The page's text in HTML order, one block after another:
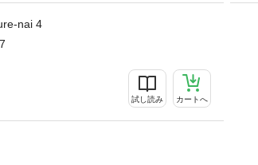
nai 4
試し読み カートへ